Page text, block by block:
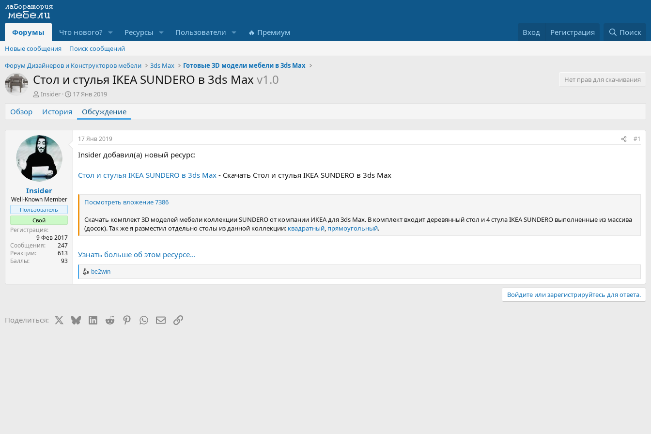
Форумы Что нового? Ресурсы Пользователи 🔥 Премиум Вход Регистрация Поиск
Новые сообщения
Поиск сообщений
Форум Дизайнеров и Конструкторов мебели
3ds Max Готовые 3D модели мебели в 3ds Max
Стол и стулья IKEA SUNDERO в 3ds Max v1.0
Нет прав для скачивания
А
т
о
т
е
м
Insider
Д
а
н
17 Янв 2019
Обзор История Обсуждение
Insider
Well-Known Member
Пользователь
Свой
Регистрация
9 Фев 2017
Сообщения
247
Реакции
613
Баллы
93
17 Янв 2019 #1
Insider добавил(а) новый ресурс:
Стол и стулья IKEA SUNDERO в 3ds Max - Скачать Стол и стулья IKEA SUNDERO в 3ds Max
Посмотреть вложение 7386
Скачать комплект 3D моделей мебели коллекции SUNDERO от компании ИКЕА для 3ds Max. В комплект входит деревянный стол и 4 стула IKEA SUNDERO выполненные из массива
(досок). Так же я разместил отдельно столы из данной коллекции: квадратный, прямоугольный.
Узнать больше об этом ресурсе...
Р
е
be2win
Войдите или зарегистрируйтесь для ответа.
Поделиться: BlueskyLinkedIn
Reddit PinterestWhatsApp
Электронная почта
Ссылка